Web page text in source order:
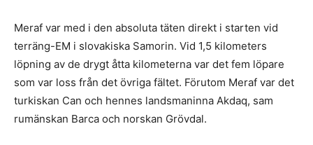
Meraf var med i den absoluta täten direkt i starten vid
terräng-EM i slovakiska Samorin. Vid 1,5 kilometers
löpning av de drygt åtta kilometerna var det fem löpare
som var loss från det övriga fältet. Förutom Meraf var det
turkiskan Can och hennes landsmaninna Akdaq, sam
rumänskan Barca och norskan Grövdal.